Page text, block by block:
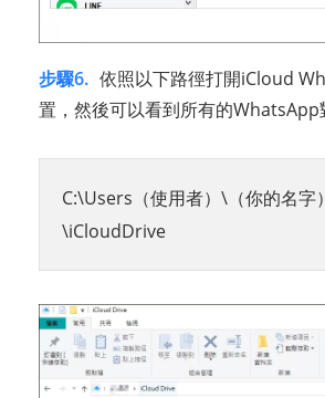
步驟6. 依照以下路徑打開iCloud
置，然後可以看到所有的WhatsApp
C:\Users（使用者）\（你的名字）
\iCloudDrive